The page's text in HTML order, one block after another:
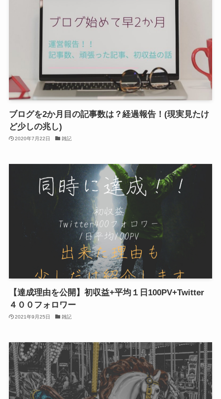
ブログを2か月目の記事数は？経過報告！(現実見たけ
ど少しの兆し)
2020年7月22日 雑記
【達成理由を公開】初収益+平均１日100PV+Twitter
４００フォロワー
2021年9月25日 雑記